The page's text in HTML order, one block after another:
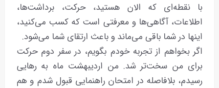
با نقطه‌ای که الان هستید، حرکت، برداشت‌ها،
اطلاعات، آگاهی‌ها و معرفتی است که کسب می‌کنید،
اینها در شما باقی می‌ماند و باعث ارتقای شما می‌شود.
اگر بخواهم از تجربه خودم بگویم، در سفر دوم حرکت
برای من سخت‌تر شد. من اردیبهشت ماه به رهایی
رسیدم، بلافاصله در امتحان راهنمایی قبول شدم و هم